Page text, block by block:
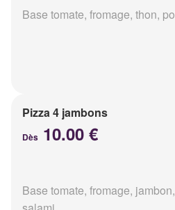
Base tomate, fromage, thon,
Pizza 4 jambons
Dès 10.00 €
Base tomate, fromage,